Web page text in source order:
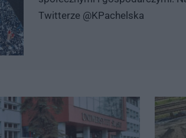
Twitterze @KPachelska